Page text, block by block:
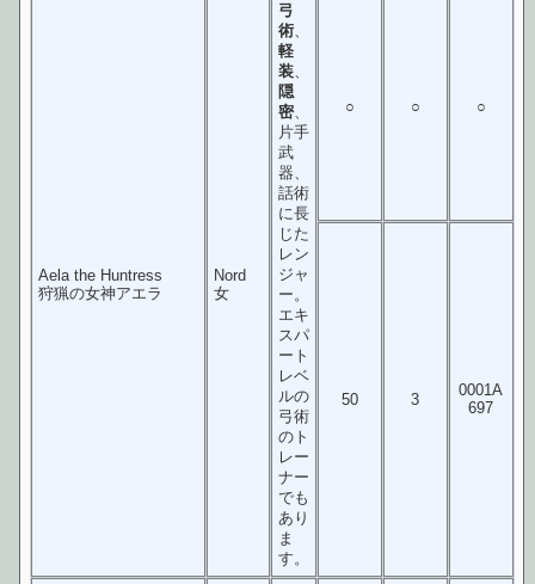
Aela the Huntress
狩猟の女神アエラ
Nord
女
弓
術、
軽
装、
隠
密、
片手
武
器、
話術
に長
じた
レン
ジャ
ー。
エキ
スパ
ート
レベ
ルの
弓術
のト
レー
ナー
でも
あり
ま
す。
○ ○ ○
50 3
0001A
697